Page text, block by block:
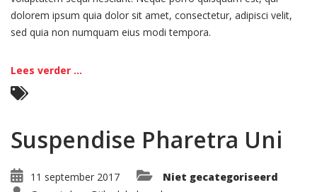
dolorem ipsum quia dolor sit amet, consectetur, adipisci velit,
sed quia non numquam eius modi tempora.
Lees verder ...
Suspendise Pharetra Uni
11 september 2017
Niet gecategoriseerd